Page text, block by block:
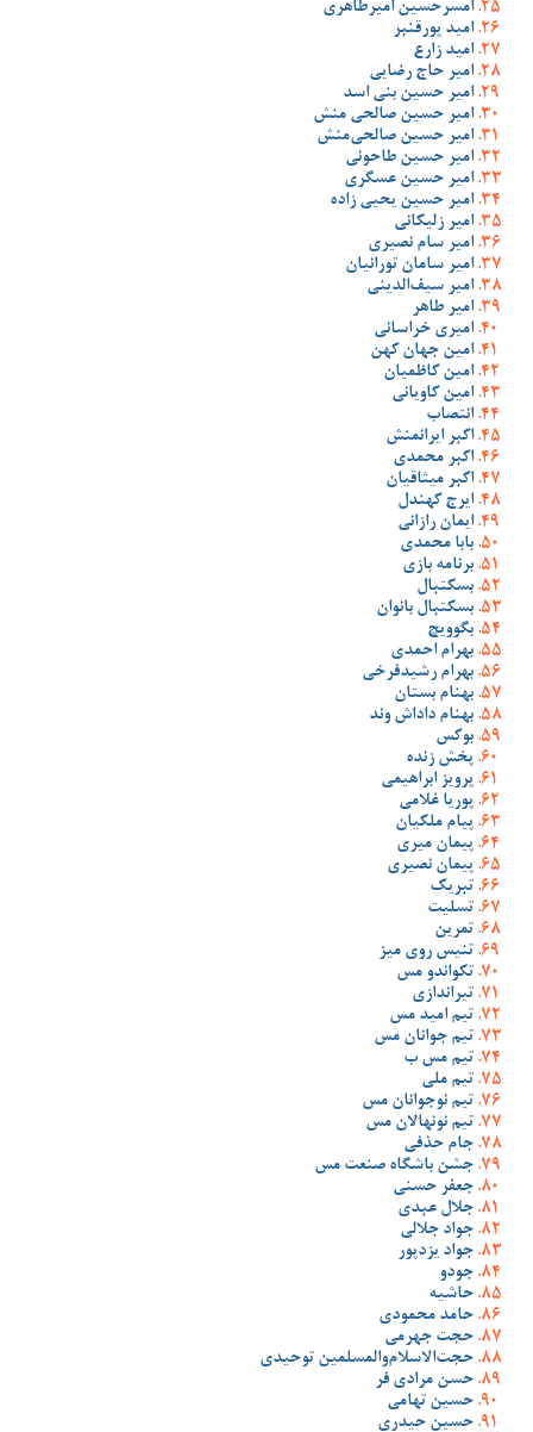
امسرحسین امیرطاهری
امید پورقنبر
امید زارع
امیر حاج رضایی
امیر حسین بنی اسد
امیر حسین صالحی منش
امیر حسین صالحی‌منش
امیر حسین طاحونی
امیر حسین عسگری
امیر حسین یحیی زاده
امیر زلیکانی
امیر سام نصیری
امیر سامان تورانیان
امیر سیف‌الدینی
امیر طاهر
امیری خراسانی
امین جهان کهن
امین کاظمیان
امین کاویانی
انتصاب
اکبر ایرانمنش
اکبر محمدی
اکبر میثاقیان
ایرج کهندل
ایمان رازانی
بابا محمدی
برنامه بازی
بسکتبال
بسکتبال بانوان
بگوویچ
بهرام احمدی
بهرام رشیدفرخی
بهنام بستان
بهنام داداش وند
بوکس
پخش زنده
پرویز ابراهیمی
پوریا غلامی
پیام ملکیان
پیمان میری
پیمان نصیری
تبریک
تسلیت
تمرین
تنیس روی میز
تکواندو مس
تیراندازی
تیم امید مس
تیم جوانان مس
تیم مس ب
تیم ملی
تیم نوجوانان مس
تیم نونهالان مس
جام حذفی
جشن باشگاه صنعت مس
جعفر حسنی
جلال عبدی
جواد جلالی
جواد یزدپور
جودو
حاشیه
حامد محمودی
حجت جهرمی
حجت‌الاسلام‌والمسلمین توحیدی
حسن مرادی فر
حسین تهامی
حسین حیدری